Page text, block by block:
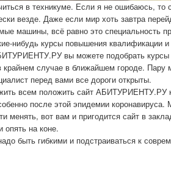
в техникуме. Если я не ошибаюсь,
везде. Даже если мир хоть завтра
машины, всё равно это специальность
нибудь курсы повышения квалификации
вы можете подобрать
крайнем случае в ближайшем городе. Пару
перед вами все дороги открыты.
всем положить сайт АБИТУРИЕНТУ.РУ
после этой эпидемии
менять, вот вам и пригодится сайт в
опять на коне.
быть гибкими и подстраиваться к